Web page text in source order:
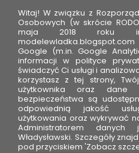
Witaj! W związku z
Osobowych (w skrócie
maja 2018 roku
Google (m.in. Google
informacji w polityce
świadczyć Ci usługi i
korzystasz z tej strony,
użytkownika oraz dane
bezpieczeństwa są
odpowiednią jakość
użytkowania oraz wykrywać
Administratorem
Władysławski. Szczegóły
pod przyciskiem 'Zobacz